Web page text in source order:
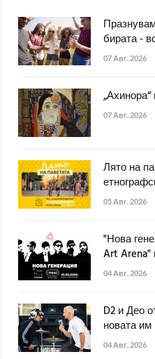
бирата -
07 Авг. 2026
07 Авг. 2026
Лято на
05 Авг. 2026
"Нова
Art Arena"
04 Авг. 2026
D2 и Део
новата им
04 Авг. 2026